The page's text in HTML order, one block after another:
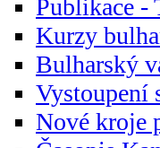
Publikace -
Kurzy
Bulharský
Vystoupení
Nové kroje